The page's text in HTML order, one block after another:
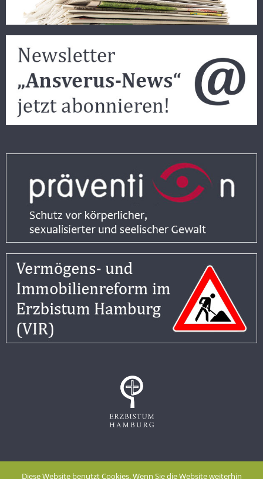
Impressum
Datenschutzerklärung
Diese Website benutzt Cookies. Wenn Sie die Website weiterhin